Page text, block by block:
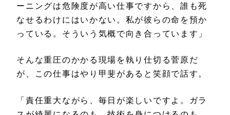
ーニングは危険度が高い仕事ですから、誰も死
なせるわけにはいかない。私が彼らの命を預か
っている。そういう気概で向き合っています」
そんな重圧のかかる現場を執り仕切る菅原だ
が、この仕事はやり甲斐があると笑顔で話す。
「責任重大ながら、毎日が楽しいですよ。ガラ